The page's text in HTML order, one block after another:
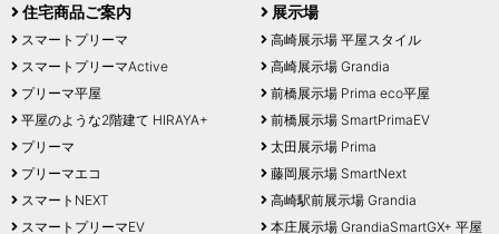
住宅商品ご案内
スマートプリーマ
スマートプリーマActive
プリーマ平屋
平屋のような2階建て HIRAYA+
プリーマ
プリーマエコ
スマートNEXT
スマートプリーマEV
展示場
高崎展示場 平屋スタイル
高崎展示場 Grandia
前橋展示場 Prima eco平屋
前橋展示場 SmartPrimaEV
太田展示場 Prima
藤岡展示場 SmartNext
高崎駅前展示場 Grandia
本庄展示場 GrandiaSmartGX+ 平屋